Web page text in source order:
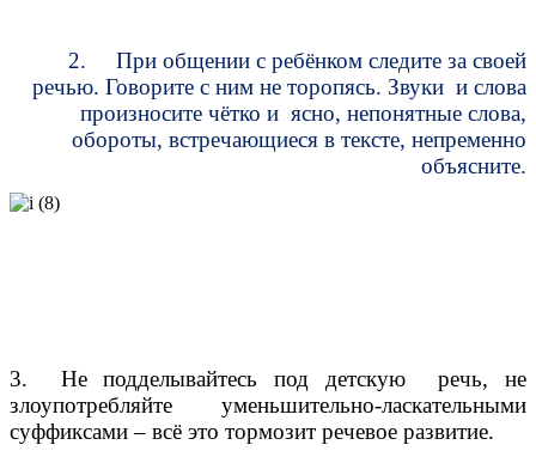
2. При общении с ребёнком следите за своей
речью. Говорите с ним не торопясь. Звуки и слова
произносите чётко и ясно, непонятные слова,
обороты, встречающиеся в тексте, непременно
объясните.
3. Не подделывайтесь под детскую речь, не
злоупотребляйте уменьшительно-ласкательными
суффиксами – всё это тормозит речевое развитие.